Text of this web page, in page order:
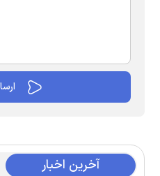
آخرین اخبار